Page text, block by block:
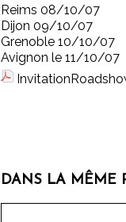
Reims 08/10/07
Dijon 09/10/07
Grenoble 10/10/07
Avignon le 11/10/07
DANS LA MÊME